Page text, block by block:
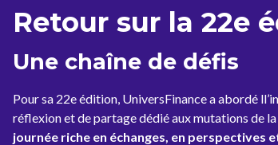
Retour sur la 22e
Une chaîne de défis
Pour sa 22e édition, UniversFinance a abordé
réflexion et de partage dédié aux mutations de la
journée riche en échanges, en perspectives